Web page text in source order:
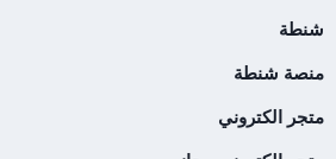
شنطة
منصة شنطة
متجر الكتروني